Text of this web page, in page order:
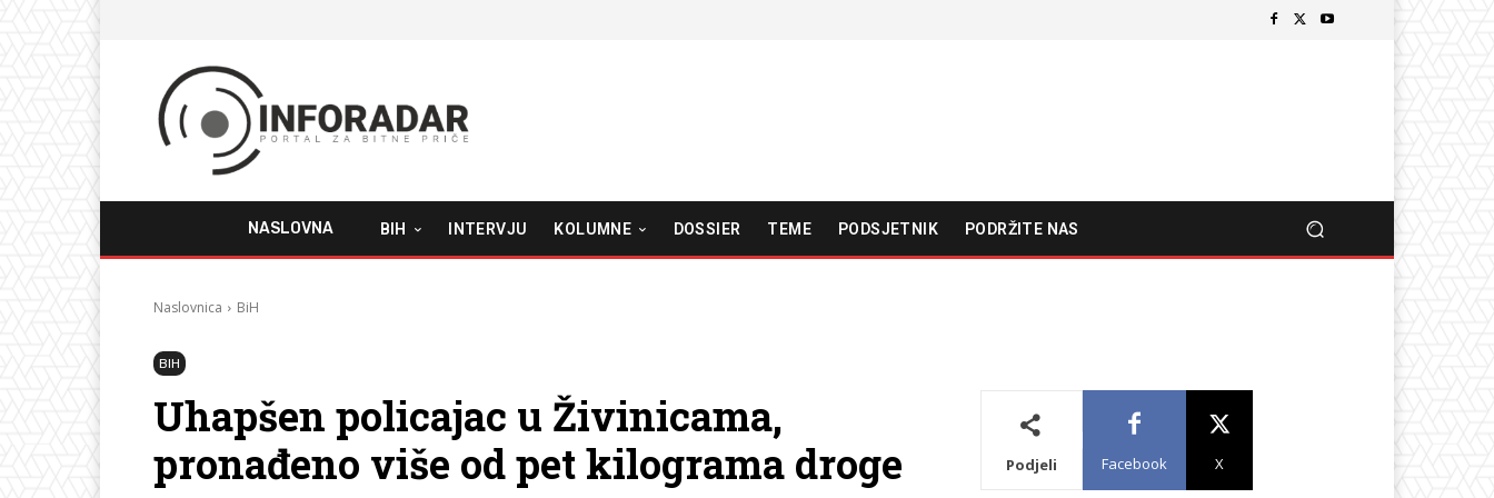
NASLOVNA BIH INTERVJU KOLUMNE DOSSIER TEME PODSJETNIK PODRŽITE NAS
Naslovnica BiH
BIH
Uhapšen policajac u Živinicama,
pronađeno više od pet kilograma droge
Podjeli Facebook X